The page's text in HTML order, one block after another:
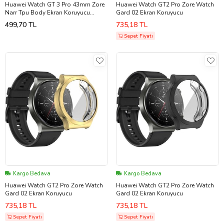
Huawei Watch GT 3 Pro 43mm Zore
Narr Tpu Body Ekran Koruyucu
(Renksiz)
499,70 TL
Huawei Watch GT2 Pro Zore Watch
Gard 02 Ekran Koruyucu
735,18 TL
Sepet Fiyatı
Kargo Bedava
Huawei Watch GT2 Pro Zore Watch
Gard 02 Ekran Koruyucu
735,18 TL
Sepet Fiyatı
Kargo Bedava
Huawei Watch GT2 Pro Zore Watch
Gard 02 Ekran Koruyucu
735,18 TL
Sepet Fiyatı